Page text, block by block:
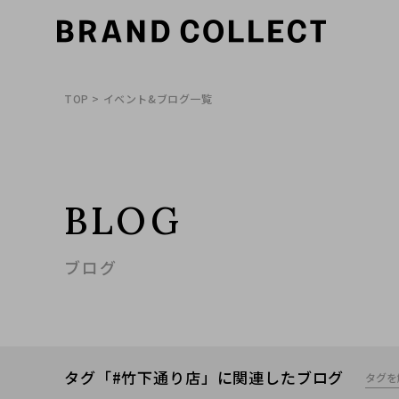
TOP > イベント&ブログ一覧
BLOG
ブログ
タグ「#竹下通り店」に関連したブログ タグ